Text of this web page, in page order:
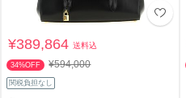
¥389,864送料込
34%OFF ¥594,000
関税負担なし